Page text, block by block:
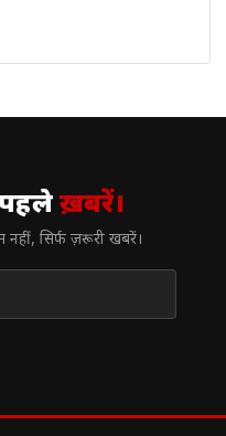
ख़बरें।
सिर्फ ज़रूरी खबरें।